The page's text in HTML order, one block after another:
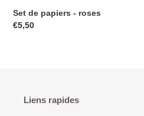
Set de papiers - roses
€5,50
Liens rapides